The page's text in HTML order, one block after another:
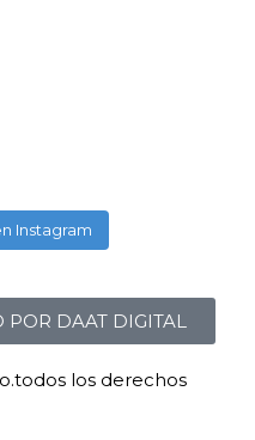
Instagram
los derechos
POR DAAT DIGITAL